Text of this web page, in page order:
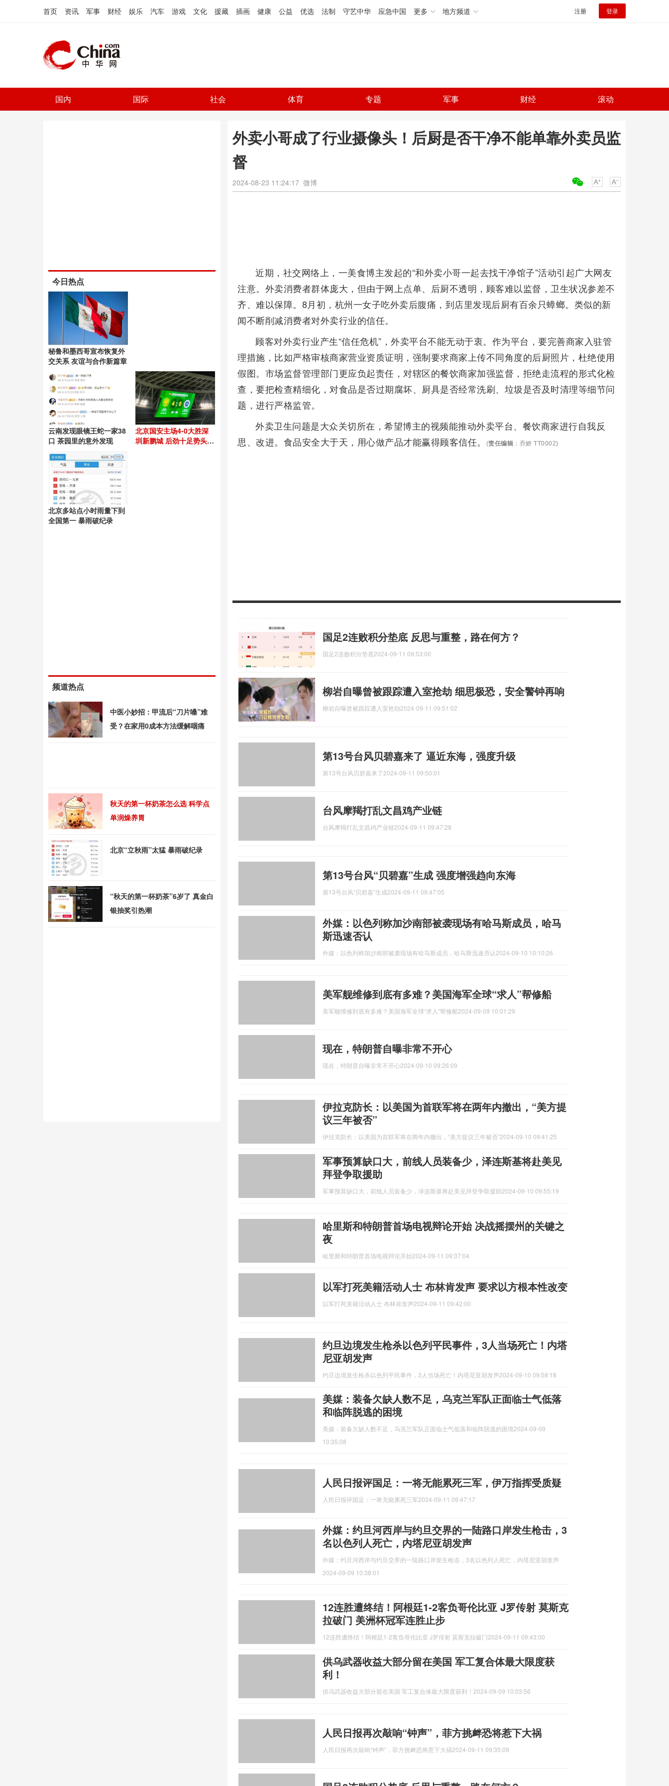
首页 资讯 军事 财经 娱乐 汽车 游戏 文化 援藏 插画 健康 公益 优选 法制 守艺中华 应急中国 更多 地方频道 注册 登录
国内 国际 社会 体育 专题 军事 财经 滚动
外卖小哥成了行业摄像头！后厨是否干净不能单靠外卖员监
督
2024-08-23 11:24:17 微博
近期，社交网络上，一美食博主发起的“和外卖小哥一起去找干净馆子”活动引起广大网友
注意。外卖消费者群体庞大，但由于网上点单、后厨不透明，顾客难以监督，卫生状况参差不
齐、难以保障。8月初，杭州一女子吃外卖后腹痛，到店里发现后厨有百余只蟑螂。类似的新
闻不断削减消费者对外卖行业的信任。
顾客对外卖行业产生“信任危机”，外卖平台不能无动于衷。作为平台，要完善商家入驻管
理措施，比如严格审核商家营业资质证明，强制要求商家上传不同角度的后厨照片，杜绝使用
假图。市场监督管理部门更应负起责任，对辖区的餐饮商家加强监督，拒绝走流程的形式化检
查，要把检查精细化，对食品是否过期腐坏、厨具是否经常洗刷、垃圾是否及时清理等细节问
题，进行严格监管。
外卖卫生问题是大众关切所在，希望博主的视频能推动外卖平台、餐饮商家进行自我反
思、改进。食品安全大于天，用心做产品才能赢得顾客信任。
(责任编辑 ：乔娇 TT0002)
国足2连败积分垫底 反思与重整，路在何方？
国足2连败积分垫底2024-09-11 09:53:00
柳岩自曝曾被跟踪遭入室抢劫 细思极恐，安全警钟再响
柳岩自曝曾被跟踪遭入室抢劫2024-09-11 09:51:02
第13号台风贝碧嘉来了 逼近东海，强度升级
第13号台风贝碧嘉来了2024-09-11 09:50:01
台风摩羯打乱文昌鸡产业链
台风摩羯打乱文昌鸡产业链2024-09-11 09:47:28
第13号台风“贝碧嘉”生成 强度增强趋向东海
第13号台风“贝碧嘉”生成2024-09-11 09:47:05
外媒：以色列称加沙南部被袭现场有哈马斯成员，哈马
斯迅速否认
外媒：以色列称加沙南部被袭现场有哈马斯成员，哈马斯迅速否认2024-09-10 10:10:26
美军舰维修到底有多难？美国海军全球“求人”帮修船
美军舰维修到底有多难？美国海军全球“求人”帮修船2024-09-09 10:01:29
现在，特朗普自曝非常不开心
现在，特朗普自曝非常不开心2024-09-10 09:26:09
伊拉克防长：以美国为首联军将在两年内撤出，“美方提
议三年被否”
伊拉克防长：以美国为首联军将在两年内撤出，“美方提议三年被否”2024-09-10 09:41:25
军事预算缺口大，前线人员装备少，泽连斯基将赴美见
拜登争取援助
军事预算缺口大，前线人员装备少，泽连斯基将赴美见拜登争取援助2024-09-10 09:55:19
哈里斯和特朗普首场电视辩论开始 决战摇摆州的关键之
夜
哈里斯和特朗普首场电视辩论开始2024-09-11 09:37:04
以军打死美籍活动人士 布林肯发声 要求以方根本性改变
以军打死美籍活动人士 布林肯发声2024-09-11 09:42:00
约旦边境发生枪杀以色列平民事件，3人当场死亡！内塔
尼亚胡发声
约旦边境发生枪杀以色列平民事件，3人当场死亡！内塔尼亚胡发声2024-09-10 09:58:18
美媒：装备欠缺人数不足，乌克兰军队正面临士气低落
和临阵脱逃的困境
美媒：装备欠缺人数不足，乌克兰军队正面临士气低落和临阵脱逃的困境2024-09-09
10:35:08
人民日报评国足：一将无能累死三军，伊万指挥受质疑
人民日报评国足：一将无能累死三军2024-09-11 09:47:17
外媒：约旦河西岸与约旦交界的一陆路口岸发生枪击，3
名以色列人死亡，内塔尼亚胡发声
外媒：约旦河西岸与约旦交界的一陆路口岸发生枪击，3名以色列人死亡，内塔尼亚胡发声
2024-09-09 10:38:01
12连胜遭终结！阿根廷1-2客负哥伦比亚 J罗传射 莫斯克
拉破门 美洲杯冠军连胜止步
12连胜遭终结！阿根廷1-2客负哥伦比亚 J罗传射 莫斯克拉破门2024-09-11 09:43:00
供乌武器收益大部分留在美国 军工复合体最大限度获
利！
供乌武器收益大部分留在美国 军工复合体最大限度获利！ 2024-09-09 10:03:56
人民日报再次敲响“钟声”，菲方挑衅恐将惹下大祸
人民日报再次敲响“钟声”，菲方挑衅恐将惹下大祸2024-09-11 09:35:09
今日热点
秘鲁和墨西哥宣布恢复外
交关系 友谊与合作新篇章
云南发现眼镜王蛇一家38
口 茶园里的意外发现
北京国安主场4-0大胜深
圳新鹏城 后劲十足势头良
北京多站点小时雨量下到
全国第一 暴雨破纪录
频道热点
中医小妙招：甲流后“刀片嗓”难
受？在家用0成本方法缓解咽痛
秋天的第一杯奶茶怎么选 科学点
单润燥养胃
北京“立秋雨”太猛 暴雨破纪录
“秋天的第一杯奶茶”6岁了 真金白
银抽奖引热潮